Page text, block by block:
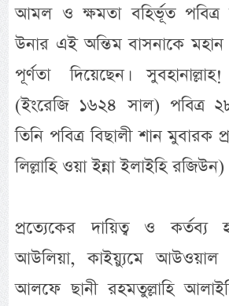
আমল ও ক্ষমতা বহির্ভূত
উনার এই অন্তিম বাসনাকে মহান
পূর্ণতা দিয়েছেন।
(ইংরেজি ১৬২৪ সাল) পবিত্র
তিনি পবিত্র বিছালী শান মুবারক
লিল্লাহি ওয়া ইন্না ইলাইহি রজিউন)
প্রত্যেকের দায়িত্ব ও
আউলিয়া, কাইয়্যুমে আউওয়াল
আলফে ছানী রহমতুল্লাহি